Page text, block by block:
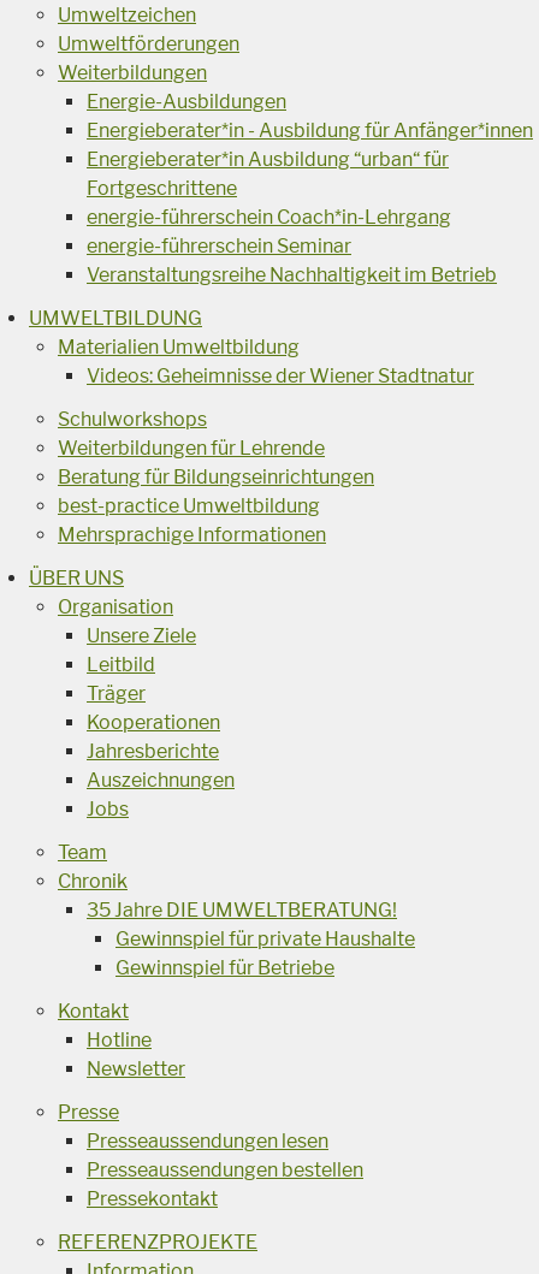
Umweltzeichen
Umweltförderungen
Weiterbildungen
Energie-Ausbildungen
Energieberater*in - Ausbildung für Anfänger*innen
Energieberater*in Ausbildung “urban“ für
Fortgeschrittene
energie-führerschein Coach*in-Lehrgang
energie-führerschein Seminar
Veranstaltungsreihe Nachhaltigkeit im Betrieb
UMWELTBILDUNG
Materialien Umweltbildung
Videos: Geheimnisse der Wiener Stadtnatur
Schulworkshops
Weiterbildungen für Lehrende
Beratung für Bildungseinrichtungen
best-practice Umweltbildung
Mehrsprachige Informationen
ÜBER UNS
Organisation
Unsere Ziele
Leitbild
Träger
Kooperationen
Jahresberichte
Auszeichnungen
Jobs
Team
Chronik
35 Jahre DIE UMWELTBERATUNG!
Gewinnspiel für private Haushalte
Gewinnspiel für Betriebe
Kontakt
Hotline
Newsletter
Presse
Presseaussendungen lesen
Presseaussendungen bestellen
Pressekontakt
REFERENZPROJEKTE